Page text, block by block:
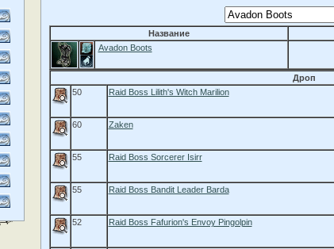
Название
Avadon Boots
Дроп
50
Raid Boss Lilith's Witch Marilion
60 Zaken
55 Raid Boss Sorcerer Isirr
55 Raid Boss Bandit Leader Barda
52 Raid Boss Fafurion's Envoy Pingolpin